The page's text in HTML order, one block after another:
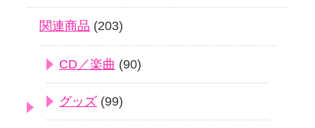
関連商品 (203)
CD／楽曲 (90)
グッズ (99)